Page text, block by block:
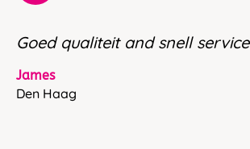
Goed qualiteit and snell service
James
Den Haag